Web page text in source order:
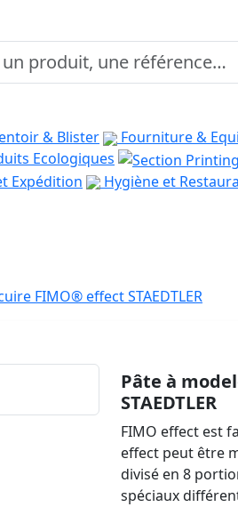
& Blister Fourniture &
Ecologiques
Expédition Hygiène et
FIMO® effect STAEDTLER
Pâte à
STAEDTLER
FIMO effect est
effect peut être
divisé en 8
spéciaux